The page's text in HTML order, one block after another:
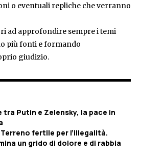
o eventuali repliche che verranno
ad approfondire sempre i temi
più fonti e formando
giudizio.
tra Putin e Zelensky, la pace in
Terreno fertile per l’illegalità.
un grido di dolore e di rabbia